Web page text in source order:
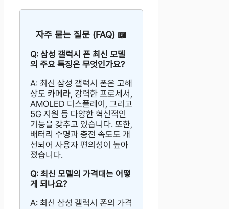
자주 묻는 질문 (FAQ) 📖
Q: 삼성 갤럭시 폰 최신 모델
의 주요 특징은 무엇인가요?
A: 최신 삼성 갤럭시 폰은 고해
상도 카메라, 강력한 프로세서,
AMOLED 디스플레이, 그리고
5G 지원 등 다양한 혁신적인
기능을 갖추고 있습니다. 또한,
배터리 수명과 충전 속도도 개
선되어 사용자 편의성이 높아
졌습니다.
Q: 최신 모델의 가격대는 어떻
게 되나요?
A: 최신 삼성 갤럭시 폰의 가격